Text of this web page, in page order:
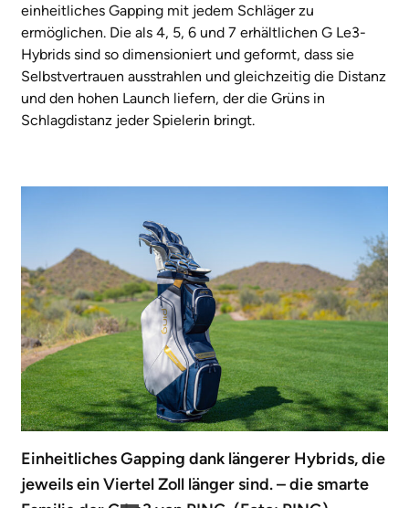
einheitliches Gapping mit jedem Schläger zu
ermöglichen. Die als 4, 5, 6 und 7 erhältlichen G Le3-
Hybrids sind so dimensioniert und geformt, dass sie
Selbstvertrauen ausstrahlen und gleichzeitig die Distanz
und den hohen Launch liefern, der die Grüns in
Schlagdistanz jeder Spielerin bringt.
Einheitliches Gapping dank längerer Hybrids, die
jeweils ein Viertel Zoll länger sind. – die smarte